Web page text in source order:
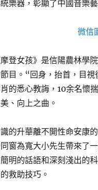
樂器，彰顯了中國音樂
摩登女孩》是信陽農林學
目。“回身，抬首，目視
的悉心教誨，10余名懷
、向上之曲。
的升華離不開性命安康
窗為寬大小先生帶來了
明的話語和深刻淺出的
救助技巧。